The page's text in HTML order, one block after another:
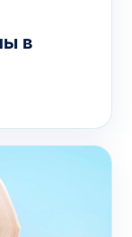
в